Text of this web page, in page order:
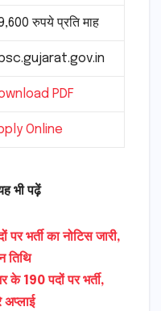
रुपये प्रति माह
PDF
Online
भी पढ़ें
भर्ती का नोटिस जारी,
तिथि
190 पदों पर भर्ती,